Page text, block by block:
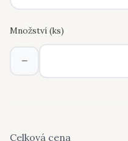
Množství (ks)
−
Celková cena